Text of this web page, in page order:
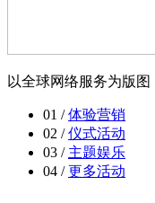
以全球网络服务为版
01 /体验营销
02 /仪式活动
03 / 主题娱乐
04 /更多活动